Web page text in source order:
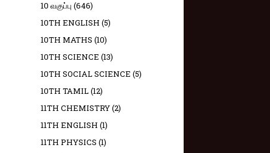
10 வகுப்பு (646)
10TH ENGLISH (5)
10TH MATHS (10)
10TH SCIENCE (13)
10TH SOCIAL SCIENCE (5)
10TH TAMIL(12)
11TH CHEMISTRY(2)
11TH ENGLISH (1)
11TH PHYSICS (1)